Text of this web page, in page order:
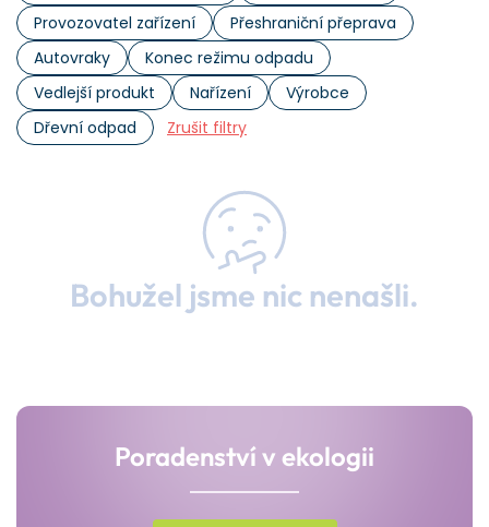
Provozovatel zařízení
Přeshraniční přeprava
Autovraky
Konec režimu odpadu
Vedlejší produkt
Nařízení
Výrobce
Dřevní odpad
Zrušit filtry
Bohužel jsme nic nenašli.
Poradenství v ekologii